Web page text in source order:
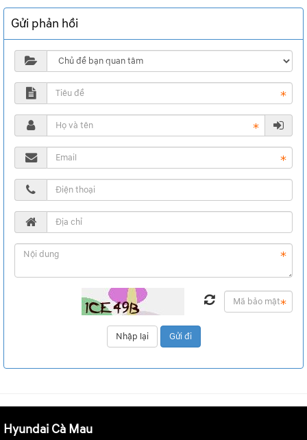
Gửi phản hồi
Hyundai Cà Mau